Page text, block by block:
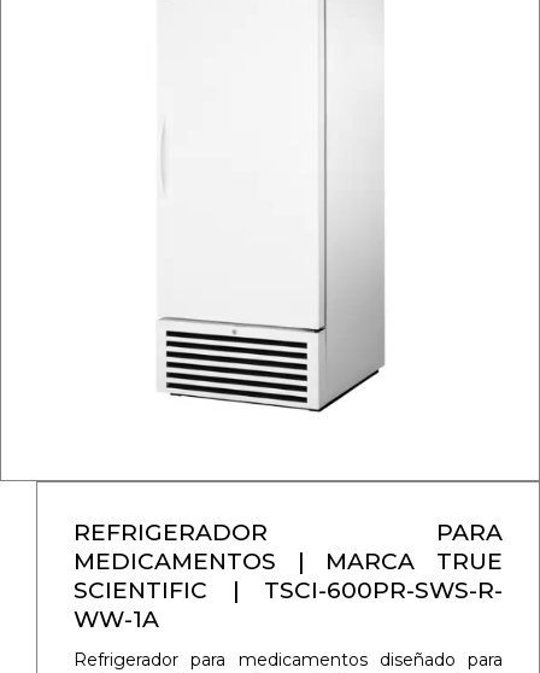
REFRIGERADOR PARA
MEDICAMENTOS | MARCA TRUE
SCIENTIFIC | TSCI-600PR-SWS-R-
WW-1A
Refrigerador para medicamentos diseñado para